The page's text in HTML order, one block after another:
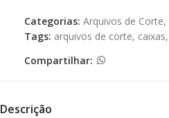
Categorias: Arquivos de Corte,
Tags: arquivos de corte, caixas,
Compartilhar:
Descrição